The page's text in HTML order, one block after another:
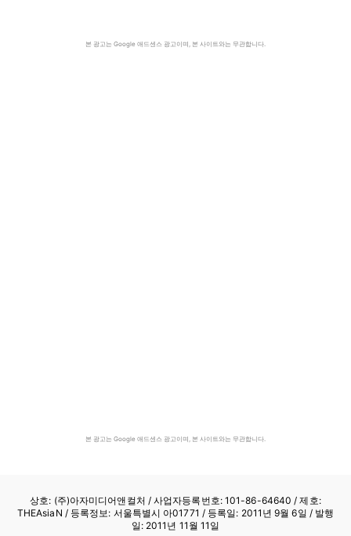
본 광고는 Google 애드센스 광고이며, 본 사이트와는 무관합니다.
본 광고는 Google 애드센스 광고이며, 본 사이트와는 무관합니다.
상호: (주)아자미디어앤컬처 /사업자등록번호: 101-86-64640 / 제호:
THEAsiaN / 등록정보: 서울특별시 아01771 / 등록일: 2011년 9월 6일 / 발행
일: 2011년 11월 11일